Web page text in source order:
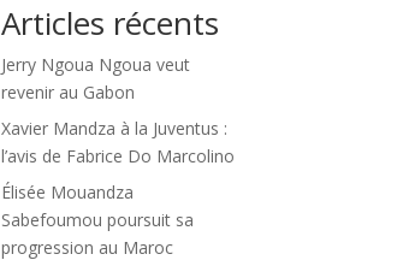
Articles récents
Jerry Ngoua Ngoua veut
revenir au Gabon
Xavier Mandza à la Juventus :
l’avis de Fabrice Do Marcolino
Élisée Mouandza
Sabefoumou poursuit sa
progression au Maroc